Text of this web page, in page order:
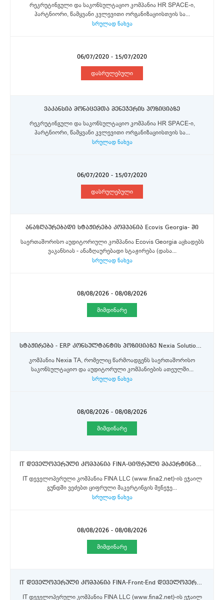
რეკრუტინგული და საკონსულტაციო კომპანია HR SPACE-ი,
პარტნიორი, წამყვანი კვლევითი ორგანიზაციისთვის სა...
სრულად ნახვა
06/07/2020 - 15/07/2020
დასრულებული
ვაკანსია მონაცემთა მენეჯერის პოზიციაზე
რეკრუტინგული და საკონსულტაციო კომპანია HR SPACE-ი,
პარტნიორი, წამყვანი კვლევითი ორგანიზაციისთვის სა...
სრულად ნახვა
06/07/2020 - 15/07/2020
დასრულებული
ანაზღაურებადი სტაჟირება კომპანია Ecovis Georgia- ში
საერთაშორისო აუდიტორიული კომპანია Ecovis Georgia აცხადებს
ვაკანსიას - ანაზღაურებადი სტაჟირება (დასა...
სრულად ნახვა
08/08/2026 - 08/08/2026
მიმდინარე
სტაჟირება - ERP კონსულტანტის პოზიციაზე Nexia Solutions-ში-კომპანია Nexia TA
კომპანია Nexia TA, რომელიც წარმოადგენს საერთაშორისო
საკონსულტაციო და აუდიტორული კომპანიების ათეულში...
სრულად ნახვა
08/08/2026 - 08/08/2026
მიმდინარე
IT დეველოპერული კომპანია FINA-ციფრული მაკერტინგის მენეჯერის პოზიცია
IT დეველოპერული კომპანია FINA LLC (www.fina2.net)-ის ეჯაილ
გუნდში ვეძებთ ციფრული მაკერტინგის მენეჯე...
სრულად ნახვა
08/08/2026 - 08/08/2026
მიმდინარე
IT დეველოპერული კომპანია FINA-Front-End დეველოპერის პოზიცია
IT დეველოპერული კომპანია FINA LLC (www.fina2.net)-ის ეჯაილ